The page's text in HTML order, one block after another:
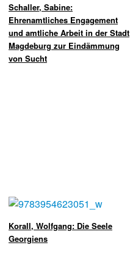
Schaller, Sabine:
Ehrenamtliches Engagement
und amtliche Arbeit in der Stadt
Magde­burg zur Eindämmung
von Sucht
Korall, Wolfgang: Die Seele
Georgiens